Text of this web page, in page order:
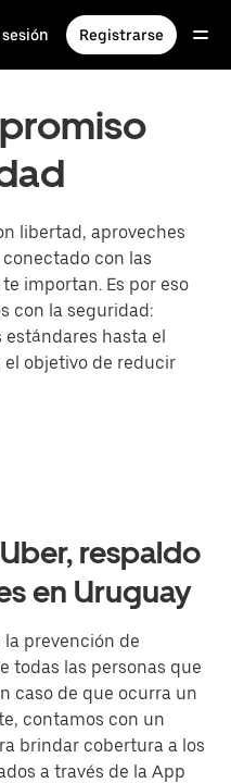
Registrarse
libertad, aproveches
con las
importan. Es por eso
con la seguridad:
estándares hasta el
objetivo de reducir
respaldo
en Uruguay
prevención de
todas las personas que
caso de que ocurra un
contamos con un
brindar cobertura a los
a través de la App